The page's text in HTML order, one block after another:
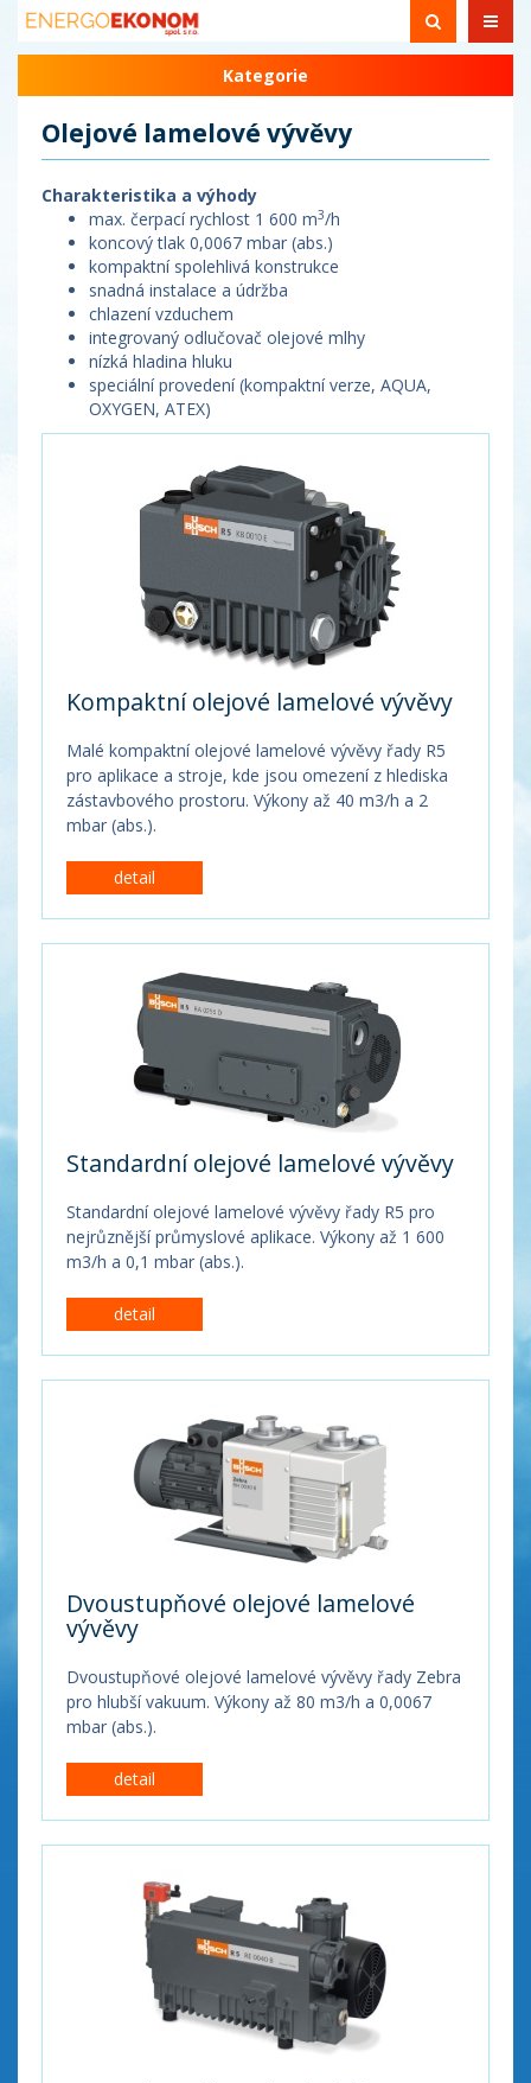
Kategorie
Olejové lamelové vývěvy
Charakteristika a výhody
max. čerpací rychlost 1 600 m3/h
koncový tlak 0,0067 mbar (abs.)
kompaktní spolehlivá konstrukce
snadná instalace a údržba
chlazení vzduchem
integrovaný odlučovač olejové mlhy
nízká hladina hluku
speciální provedení (kompaktní verze, AQUA,
OXYGEN, ATEX)
Kompaktní olejové lamelové vývěvy
Malé kompaktní olejové lamelové vývěvy řady R5
pro aplikace a stroje, kde jsou omezení z hlediska
zástavbového prostoru. Výkony až 40 m3/h a 2
mbar (abs.).
detail
Standardní olejové lamelové vývěvy
Standardní olejové lamelové vývěvy řady R5 pro
nejrůznější průmyslové aplikace. Výkony až 1 600
m3/h a 0,1 mbar (abs.).
detail
Dvoustupňové olejové lamelové
vývěvy
Dvoustupňové olejové lamelové vývěvy řady Zebra
pro hlubší vakuum. Výkony až 80 m3/h a 0,0067
mbar (abs.).
detail